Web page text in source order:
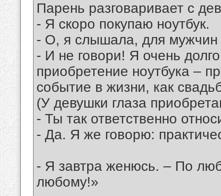
Парень разговаривает с
- Я скоро покупаю ноутбук.
- О, я слышала, для мужчин
- И не говори! Я очень
приобретение ноутбука –
событие в жизни, как
(У девушки глаза
- Ты так ответственно
- Да. Я же говорю:
- Я завтра женюсь. – По
любому!»